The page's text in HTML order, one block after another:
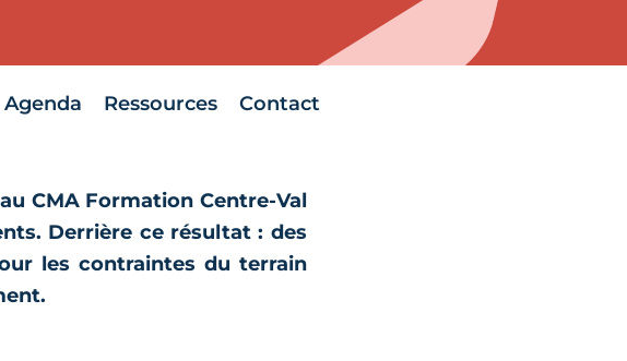
Agenda Ressources Contact
CMA Formation Centre-Val
Derrière ce résultat : des
les contraintes du terrain